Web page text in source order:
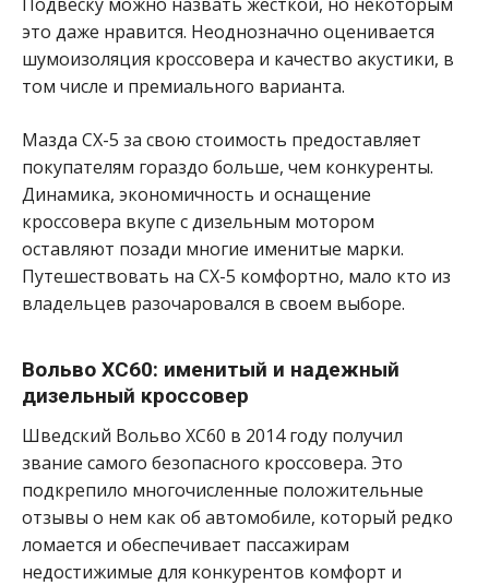
это даже нравится. Неоднозначно оценивается
шумоизоляция кроссовера и качество акустики, в
том числе и премиального варианта.
Мазда CX-5 за свою стоимость предоставляет
покупателям гораздо больше, чем конкуренты.
Динамика, экономичность и оснащение
кроссовера вкупе с дизельным мотором
оставляют позади многие именитые марки.
Путешествовать на CX-5 комфортно, мало кто из
владельцев разочаровался в своем выборе.
Вольво XC60: именитый и надежный
дизельный кроссовер
Шведский Вольво XC60 в 2014 году получил
звание самого безопасного кроссовера. Это
подкрепило многочисленные положительные
отзывы о нем как об автомобиле, который редко
ломается и обеспечивает пассажирам
недостижимые для конкурентов комфорт и